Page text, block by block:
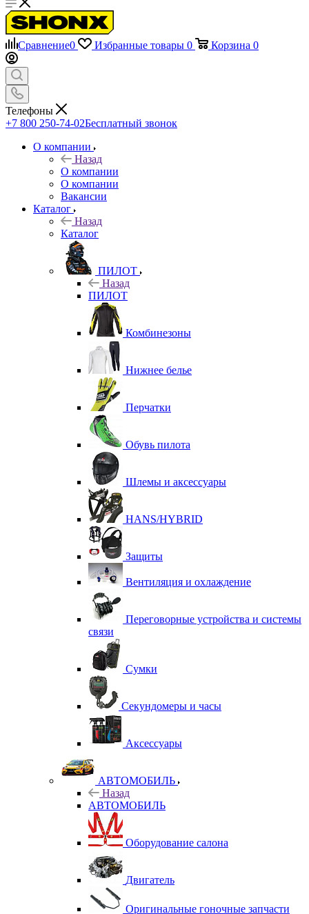
Сравнение0 Избранные товары 0 Корзина 0
Телефоны
+7 800 250-74-02Бесплатный звонок
О компании
Назад
О компании
О компании
Вакансии
Каталог
Назад
Каталог
ПИЛОТ
Назад
ПИЛОТ
Комбинезоны
Нижнее белье
Перчатки
Обувь пилота
Шлемы и аксессуары
HANS/HYBRID
Защиты
Вентиляция и охлаждение
Переговорные устройства и системы
связи
Сумки
Секундомеры и часы
Аксессуары
АВТОМОБИЛЬ
Назад
АВТОМОБИЛЬ
Оборудование салона
Двигатель
Оригинальные гоночные запчасти